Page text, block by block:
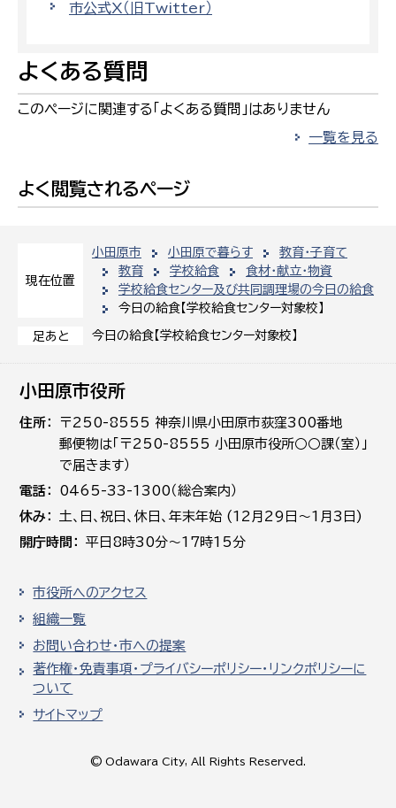
現在位置
小田原市 小田原で暮らす
教育・子育て
教育
学校給食
食材・献立・物資
学校給食センター及び共同調理場の今日の給食
今日の給食【学校給食センター対象校】
足あと 今日の給食【学校給食センター対象校】
市公式X（旧Twitter）
よくある質問
このページに関連する「よくある質問」はありません
一覧を見る
よく閲覧されるページ
小田原市役所
住所
〒250-8555 神奈川県小田原市荻窪300番地
郵便物は「〒250-8555 小田原市役所○○課（室）」
で届きます）
電話
0465-33-1300（総合案内）
休み
土､日､祝日、休日、年末年始 (12月29日～1月3日)
開庁時間
平日8時30分～17時15分
市役所へのアクセス
組織一覧
お問い合わせ・市への提案
著作権・免責事項・プライバシーポリシー・リンクポリシーに
ついて
サイトマップ
© Odawara City, All Rights Reserved.